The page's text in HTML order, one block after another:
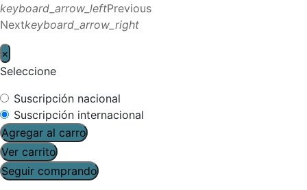
keyboard_arrow_leftPrevious
Nextkeyboard_arrow_right
×
Seleccione
Suscripción nacional
Suscripción internacional
Agregar al carro
Ver carrito
Seguir comprando